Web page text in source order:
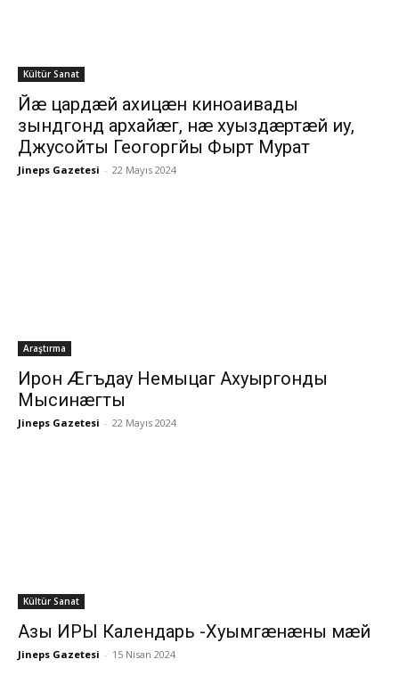
Kültür Sanat
Йæ цардæй ахицæн киноаивады
зындгонд архайæг, нæ хуыздæртæй иу,
Джусойты Геогоргйы Фырт Мурат
Jineps Gazetesi - 22 Mayıs 2024
Araştırma
Ирон Æгъдау Немыцаг Ахуыргонды
Мысинæгты
Jineps Gazetesi - 22 Mayıs 2024
Kültür Sanat
Азы ИРЫ Календарь -Хуымгæнæны мæй
Jineps Gazetesi - 15 Nisan 2024